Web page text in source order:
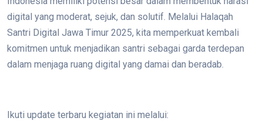
digital yang moderat, sejuk, dan solutif. Melalui Halaqah
Santri Digital Jawa Timur 2025, kita memperkuat kembali
komitmen untuk menjadikan santri sebagai garda terdepan
dalam menjaga ruang digital yang damai dan beradab.
Ikuti update terbaru kegiatan ini melalui: